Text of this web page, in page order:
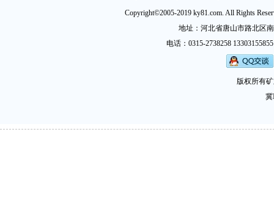
Copyright©2005-2019 ky81.com. All Rights
地址：河北省唐山市路北区
电话：0315-2738258
版权所有
冀